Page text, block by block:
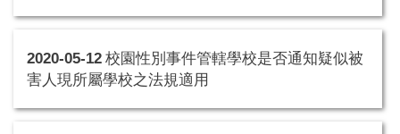
2020-05-12 校園性別事件管轄學校是否通知疑似被
害人現所屬學校之法規適用